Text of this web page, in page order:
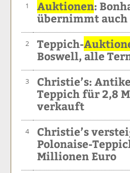
1 Auktionen:
übernimmt
2 Teppich-
Boswell, alle
3
Christie’s:
Teppich für 2,8
verkauft
4
Christie’s
Polonaise-
Millionen Euro